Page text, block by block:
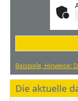
Beispiele, Hinweise:
Die aktuelle